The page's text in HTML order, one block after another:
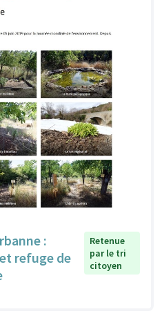
:
refuge de
Retenue
par le tri
citoyen